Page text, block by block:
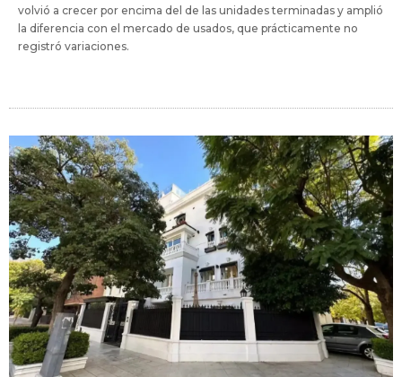
volvió a crecer por encima del de las unidades terminadas y amplió
la diferencia con el mercado de usados, que prácticamente no
registró variaciones.